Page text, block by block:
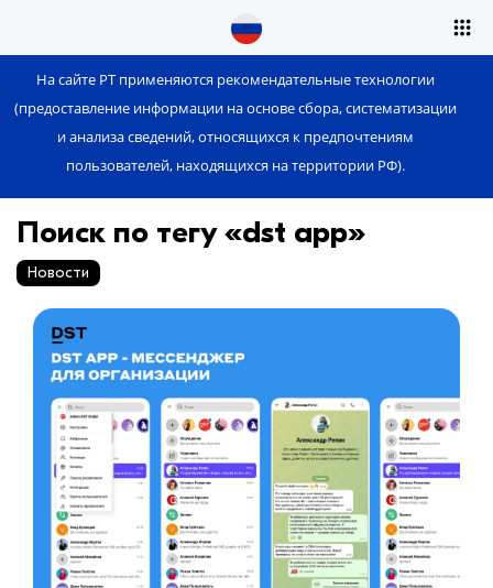
На сайте РТ применяются рекомендательные технологии
(предоставление информации на основе сбора, систематизации
и анализа сведений, относящихся к предпочтениям
пользователей, находящихся на территории РФ).
Поиск по тегу «dst app»
Новости